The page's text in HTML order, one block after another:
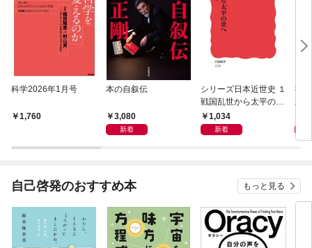
科学2026年1月号
1,760
本の自叙伝
3,080
新着
シリーズ日本近世史 １
戦国乱世から太平の世
へ1,034
新着
社
頼
自己啓発のおすすめ本 もっと見る